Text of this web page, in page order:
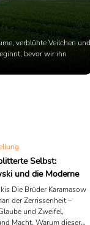
verblühte Veilchen und
bevor wir ihn
Selbst:
und die Moderne
Die Brüder Karamasow
der Zerrissenheit –
und Zweifel,
Macht. Warum dieser